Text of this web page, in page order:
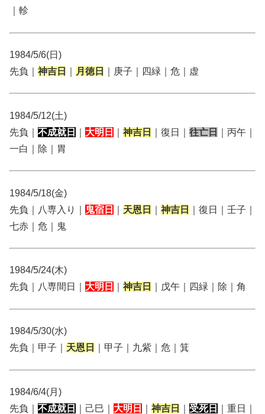
｜軫
1984/5/6(日)
先負｜ 神吉日 月徳日 ｜庚子｜四緑｜危｜虚
1984/5/12(土)
先負｜ 不成就日 大明日 神吉日 ｜復日｜ 往亡日
｜丙午｜
一白｜除｜胃
1984/5/18(金)
先負｜八専入り｜
鬼宿日 天恩日 神吉日
｜復日｜壬子｜
七赤｜危｜鬼
1984/5/24(木)
先負｜八専間日｜ 大明日 神吉日 ｜戊午｜四緑｜除｜角
1984/5/30(水)
先負｜甲子｜ 天恩日 ｜甲子｜九紫｜危｜箕
1984/6/4(月)
先負｜ 不成就日 ｜己巳｜ 大明日 神吉日 受死日
｜重日｜